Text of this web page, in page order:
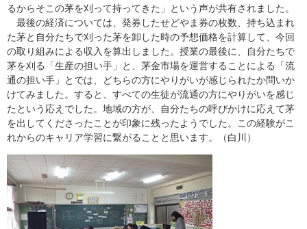
るからそこの茅を刈って持ってきた」という声が共有されました。
最後の経済については、発券したせどやま券の枚数、持ち込まれ
た茅と自分たちで刈った茅を卸した時の予想価格を計算して、今回
の取り組みによる収入を算出しました。授業の最後に、自分たちで
茅を刈る「生産の担い手」と、茅金市場を運営することによる「流
通の担い手」とでは、どちらの方にやりがいが感じられたか問いか
けてみました。すると、すべての生徒が流通の方にやりがいを感じ
たという応えでした。地域の方が、自分たちの呼びかけに応えて茅
を出してくださったことが印象に残ったようでした。この経験がこ
れからのキャリア学習に繋がることと思います。（白川）